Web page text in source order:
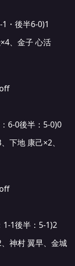
・後半6-0)1
、金子 心活
6-0後半：5-0)0
下地 康己×2、
1-1後半：5-1)2
神村 翼早、金城